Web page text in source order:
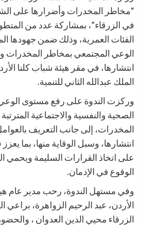
“مخاطر المخدرات وأضرارها على
في الزرقاء”، بمشاركة عدد من
الفئات العمرية، وذلك ضمن جهودها
الوعي المجتمعي بمخاطر المخدرات
انتشارها، في مقر هيئة شباب كلنا
الملك عبدالله الثاني للتنمية.
وركزت الندوة على رفع مستوى الوعي
الصحية والنفسية والاجتماعية
المخدرات، إلى جانب التعريف
انتشارها، وسبل الوقاية منها، بما يعزز
على اتخاذ القرارات السليمة ويحمي
الوقوع في الإدمان.
وفي مستهل الندوة، رحب مدير عام
الأردن، عبد الرحيم الزواهرة، براعي
الزرقاء محيي الدين العدوان ،